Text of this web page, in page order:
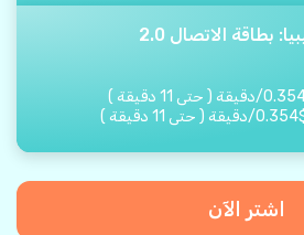
بطاقة الاتصال 2.0
/دقيقة ( حتى 11 دقيقة )
0.354
/دقيقة ( حتى 11 دقيقة )
اشتر الآن